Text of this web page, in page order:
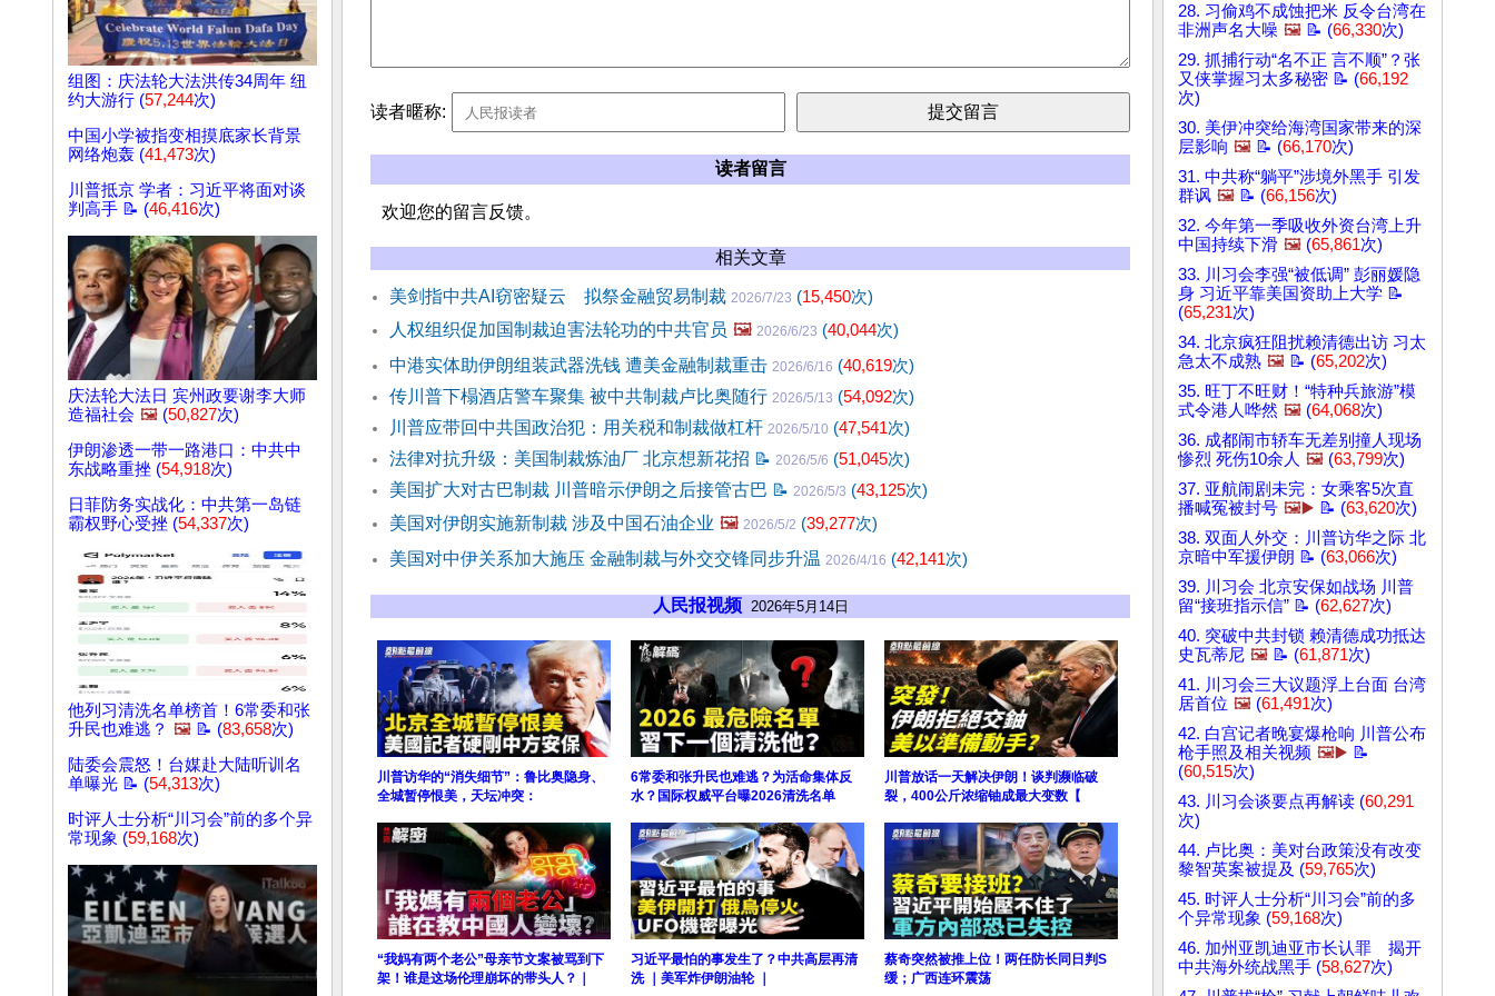
组图：庆法轮大法洪传34周年 纽
约大游行 (57,244次)
中国小学被指变相摸底家长背景
网络炮轰 (41,473次)
川普抵京 学者：习近平将面对谈
判高手 📝 (46,416次)
庆法轮大法日 宾州政要谢李大师
造福社会 🖼️ (50,827次)
伊朗渗透一带一路港口：中共中
东战略重挫 (54,918次)
日菲防务实战化：中共第一岛链
霸权野心受挫 (54,337次)
他列习清洗名单榜首！6常委和张
升民也难逃？ 🖼️ 📝 (83,658次)
陆委会震怒！台媒赴大陆听训名
单曝光 📝 (54,313次)
时评人士分析“川习会”前的多个异
常现象 (59,168次)
读者暱称:
读者留言
欢迎您的留言反馈。
相关文章
美剑指中共AI窃密疑云 拟祭金融贸易制裁 2026/7/23 (15,450次)
人权组织促加国制裁迫害法轮功的中共官员 🖼️ 2026/6/23 (40,044次)
中港实体助伊朗组装武器洗钱 遭美金融制裁重击 2026/6/16 (40,619次)
传川普下榻酒店警车聚集 被中共制裁卢比奥随行 2026/5/13 (54,092次)
川普应带回中共国政治犯：用关税和制裁做杠杆 2026/5/10 (47,541次)
法律对抗升级：美国制裁炼油厂 北京想新花招 📝 2026/5/6 (51,045次)
美国扩大对古巴制裁 川普暗示伊朗之后接管古巴 📝 2026/5/3 (43,125次)
美国对伊朗实施新制裁 涉及中国石油企业 🖼️ 2026/5/2 (39,277次)
美国对中伊关系加大施压 金融制裁与外交交锋同步升温 2026/4/16 (42,141次)
人民报视频 2026年5月14日
川普访华的“消失细节”：鲁比奥隐身、
全城暂停恨美，天坛冲突：
6常委和张升民也难逃？为活命集体反
水？国际权威平台曝2026清洗名单
川普放话一天解决伊朗！谈判濒临破
裂，400公斤浓缩铀成最大变数【
“我妈有两个老公”母亲节文案被骂到下
架！谁是这场伦理崩坏的带头人？｜
习近平最怕的事发生了？中共高层再清
洗 ｜美军炸伊朗油轮 ｜
蔡奇突然被推上位！两任防长同日判S
缓；广西连环震荡
28. 习偷鸡不成蚀把米 反令台湾在
非洲声名大噪 🖼️ 📝 (66,330次)
29. 抓捕行动“名不正 言不顺”？张
又侠掌握习太多秘密 📝 (66,192
次)
30. 美伊冲突给海湾国家带来的深
层影响 🖼️ 📝 (66,170次)
31. 中共称“躺平”涉境外黑手 引发
群讽 🖼️ 📝 (66,156次)
32. 今年第一季吸收外资台湾上升
中国持续下滑 🖼️ (65,861次)
33. 川习会李强“被低调” 彭丽媛隐
身 习近平靠美国资助上大学 📝
(65,231次)
34. 北京疯狂阻扰赖清德出访 习太
急太不成熟 🖼️ 📝 (65,202次)
35. 旺丁不旺财！“特种兵旅游”模
式令港人哗然 🖼️ (64,068次)
36. 成都闹市轿车无差别撞人现场
惨烈 死伤10余人 🖼️ (63,799次)
37. 亚航闹剧未完：女乘客5次直
播喊冤被封号 🖼️▶️ 📝 (63,620次)
38. 双面人外交：川普访华之际 北
京暗中军援伊朗 📝 (63,066次)
39. 川习会 北京安保如战场 川普
留“接班指示信” 📝 (62,627次)
40. 突破中共封锁 赖清德成功抵达
史瓦蒂尼 🖼️ 📝 (61,871次)
41. 川习会三大议题浮上台面 台湾
居首位 🖼️ (61,491次)
42. 白宫记者晚宴爆枪响 川普公布
枪手照及相关视频 🖼️▶️ 📝
(60,515次)
43. 川习会谈要点再解读 (60,291
次)
44. 卢比奥：美对台政策没有改变
黎智英案被提及 (59,765次)
45. 时评人士分析“川习会”前的多
个异常现象 (59,168次)
46. 加州亚凯迪亚市长认罪 揭开
中共海外统战黑手 (58,627次)